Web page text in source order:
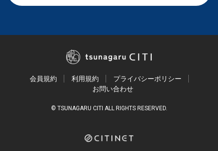
会員規約 利用規約
プライバシーポリシー
お問い合わせ
© TSUNAGARU CITI ALL RIGHTS RESERVED.